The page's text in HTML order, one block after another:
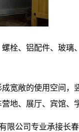
栓、铝配件、玻
宽敞的使用空间
地、展厅、宾馆、
公司专业承接长